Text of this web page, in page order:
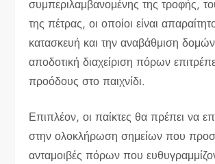
συμπεριλαμβανομένης της τροφής,
της πέτρας, οι οποίοι είναι
κατασκευή και την αναβάθμιση
αποδοτική διαχείριση πόρων
προόδους στο παιχνίδι.
Επιπλέον, οι παίκτες θα πρέπει να
στην ολοκλήρωση σημείων που
ανταμοιβές πόρων που